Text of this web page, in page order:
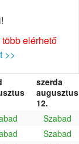
elérhető
>>
szerda
augusztus
12.
Szabad
Szabad